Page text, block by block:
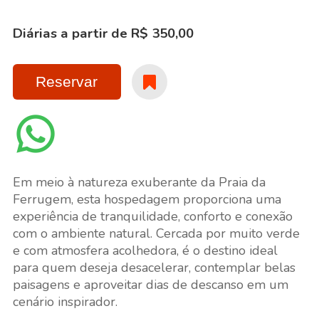
Diárias a partir de R$ 350,00
Reservar
Em meio à natureza exuberante da Praia da
Ferrugem, esta hospedagem proporciona uma
experiência de tranquilidade, conforto e conexão
com o ambiente natural. Cercada por muito verde
e com atmosfera acolhedora, é o destino ideal
para quem deseja desacelerar, contemplar belas
paisagens e aproveitar dias de descanso em um
cenário inspirador.